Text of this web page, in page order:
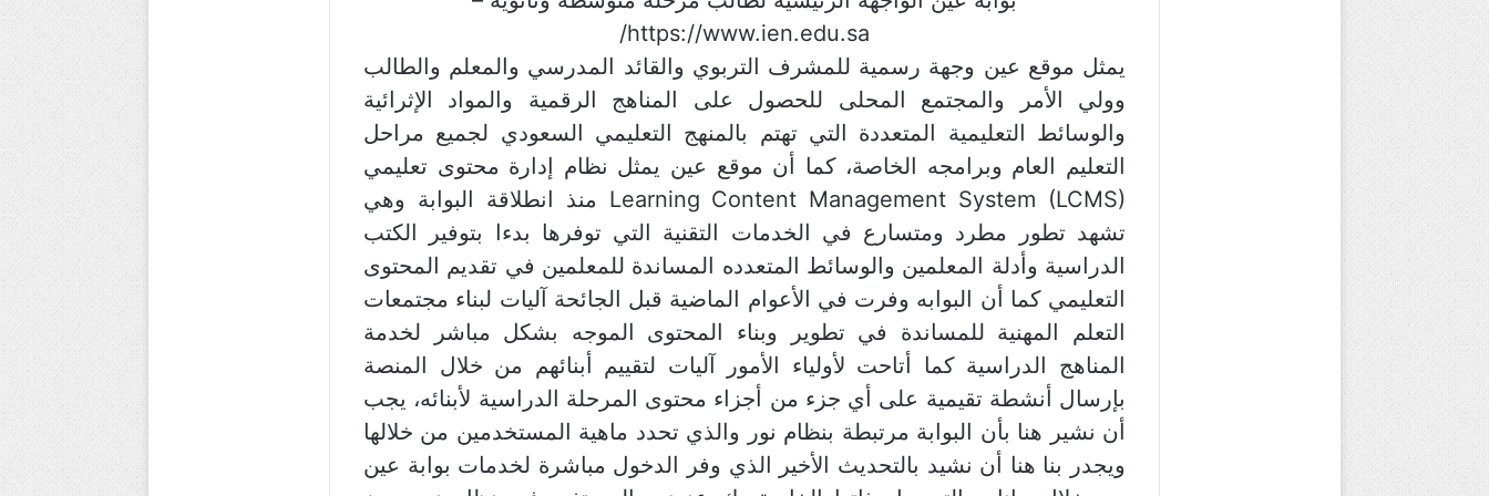
https://www.ien.edu.sa/
يمثل موقع عين وجهة رسمية للمشرف التربوي والقائد المدرسي والمعلم والطالب
وولي الأمر والمجتمع المحلى للحصول على المناهج الرقمية والمواد الإثرائية
والوسائط التعليمية المتعددة التي تهتم بالمنهج التعليمي السعودي لجميع مراحل
التعليم العام وبرامجه الخاصة، كما أن موقع عين يمثل نظام إدارة محتوى تعليمي
Learning Content Management System (LCMS) منذ انطلاقة البوابة وهي
تشهد تطور مطرد ومتسارع في الخدمات التقنية التي توفرها بدءا بتوفير الكتب
الدراسية وأدلة المعلمين والوسائط المتعدده المساندة للمعلمين في تقديم المحتوى
التعليمي كما أن البوابه وفرت في الأعوام الماضية قبل الجائحة آليات لبناء مجتمعات
التعلم المهنية للمساندة في تطوير وبناء المحتوى الموجه بشكل مباشر لخدمة
المناهج الدراسية كما أتاحت لأولياء الأمور آليات لتقييم أبنائهم من خلال المنصة
بإرسال أنشطة تقيمية على أي جزء من أجزاء محتوى المرحلة الدراسية لأبنائه، يجب
أن نشير هنا بأن البوابة مرتبطة بنظام نور والذي تحدد ماهية المستخدمين من خلالها
ويجدر بنا هنا أن نشيد بالتحديث الأخير الذي وفر الدخول مباشرة لخدمات بوابة عين